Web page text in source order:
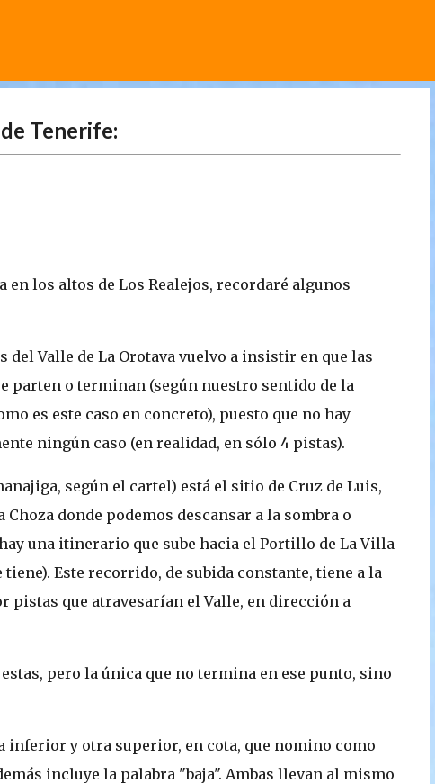
Tenerife:
en los altos de Los Realejos, recordaré algunos
del Valle de La Orotava vuelvo a insistir en que las
parten o terminan (según nuestro sentido de la
es este caso en concreto), puesto que no hay
ningún caso (en realidad, en sólo 4 pistas).
según el cartel) está el sitio de Cruz de Luis,
donde podemos descansar a la sombra o
una itinerario que sube hacia el Portillo de La Villa
Este recorrido, de subida constante, tiene a la
pistas que atravesarían el Valle, en dirección a
estas, pero la única que no termina en ese punto, sino
inferior y otra superior, en cota, que nomino como
incluye la palabra "baja". Ambas llevan al mismo